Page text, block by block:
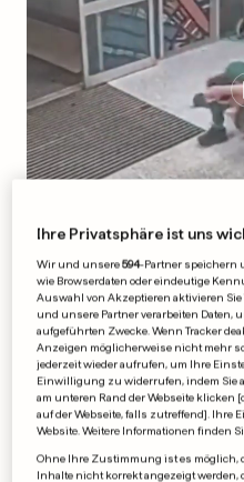
AUSTRALIEN
Patient greift
doch der
0 45 0
So
Tage
Ihre Privatsphäre ist uns
Wir und unsere594-Partner speichern
wie Browserdaten oder eindeutige
Auswahl von Akzeptieren aktivieren
und unsere Partner verarbeiten Daten,
aufgeführten Zwecke. Wenn Tracker
Anzeigen möglicherweise nicht mehr
jederzeit wieder aufrufen, um Ihre
Einwilligung zu widerrufen, indem Sie
am unteren Rand der Webseite klicken
auf der Webseite, falls zutreffend].
Website. Weitere Informationen finden
Ohne Ihre Zustimmung ist es möglich,
Inhalte nicht korrekt angezeigt werden,